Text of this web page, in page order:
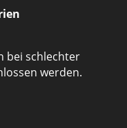
bei schlechter
werden.